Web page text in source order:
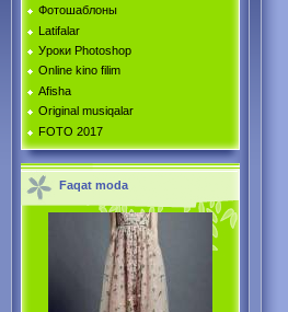
Фотошаблоны
Latifalar
Уроки Photoshop
Online kino filim
Afisha
Original musiqalar
FOTO 2017
Faqat moda